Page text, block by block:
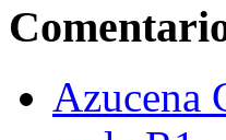
Azucena